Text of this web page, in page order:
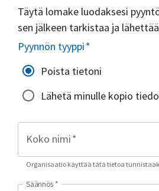
Täytä lomake luodaksesi
sen jälkeen tarkistaa ja
Pyynnön tyyppi*
Poista tietoni
Lähetä minulle kopio
Koko nimi*
Organisaatio käyttää tätä tietoa
Säännös *